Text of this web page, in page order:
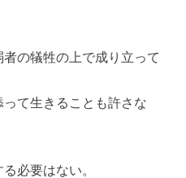
の犠牲の上で成り立って
て生きることも許さな
必要はない。